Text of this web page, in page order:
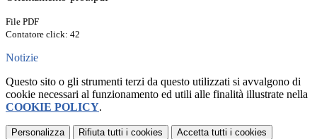
File PDF
Contatore click: 42
Notizie
Questo sito o gli strumenti terzi da questo utilizzati si avvalgono di
cookie necessari al funzionamento ed utili alle finalità illustrate nella
COOKIE POLICY.
Personalizza Rifiuta tutti i cookies Accetta tutti i cookies